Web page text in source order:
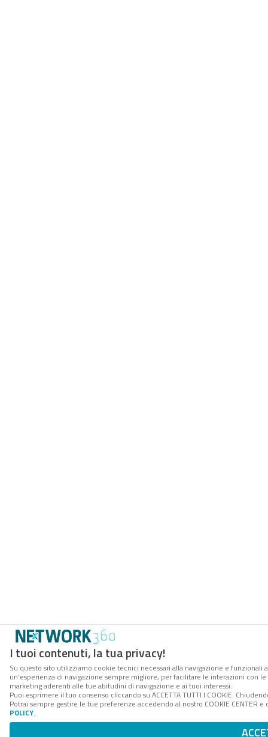
I tuoi contenuti, la tua privacy!
Su questo sito utilizziamo cookie tecnici necessari alla navigazione e
un’esperienza di navigazione sempre migliore, per facilitare le interazioni con
marketing aderenti alle tue abitudini di navigazione e ai tuoi interessi.
Puoi esprimere il tuo consenso cliccando su ACCETTA TUTTI I COOKIE.
Potrai sempre gestire le tue preferenze accedendo al nostro COOKIE
POLICY.